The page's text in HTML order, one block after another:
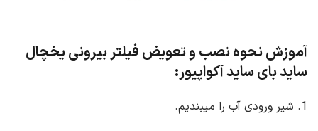
آموزش نحوه نصب و تعویض فیلتر بیرونی یخچال
ساید بای ساید آکواپیور:
1. شیر ورودی آب را میبندیم.